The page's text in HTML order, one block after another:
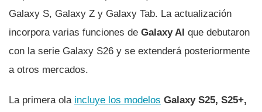
Galaxy S, Galaxy Z y Galaxy Tab. La actualización
incorpora varias funciones de Galaxy AI que debutaron
con la serie Galaxy S26 y se extenderá posteriormente
a otros mercados.
La primera ola incluye los modelos Galaxy S25, S25+,